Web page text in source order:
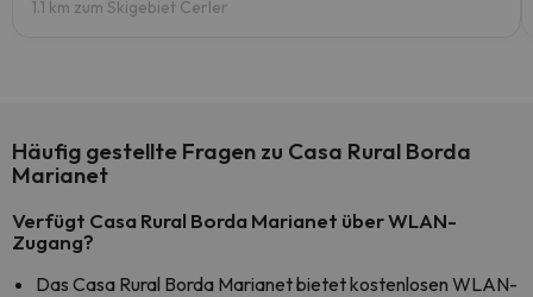
1.1 km zum Skigebiet Cerler
Häufig gestellte Fragen zu Casa Rural Borda
Marianet
Verfügt Casa Rural Borda Marianet über WLAN-
Zugang?
Das Casa Rural Borda Marianet bietet kostenlosen WLAN-